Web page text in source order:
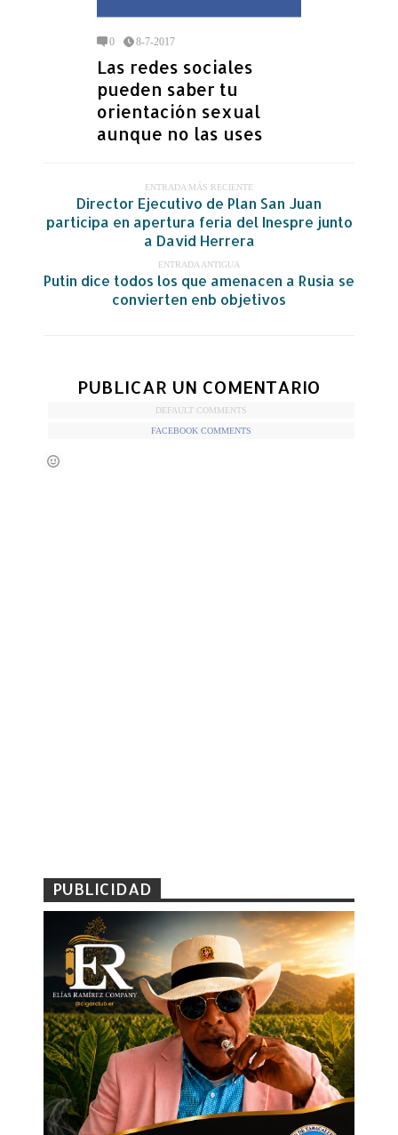
0 8-7-2017
Las redes sociales
pueden saber tu
orientación sexual
aunque no las uses
ENTRADA MÁS RECIENTE
Director Ejecutivo de Plan San Juan
participa en apertura feria del Inespre junto
a David Herrera
ENTRADA ANTIGUA
Putin dice todos los que amenacen a Rusia se
convierten enb objetivos
PUBLICAR UN COMENTARIO
DEFAULT COMMENTS
FACEBOOK COMMENTS
PUBLICIDAD